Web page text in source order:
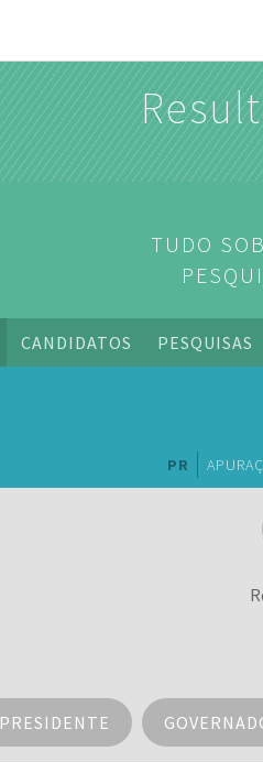
TUDO
CANDIDATOS PESQUISAS
PR
PRESIDENTE